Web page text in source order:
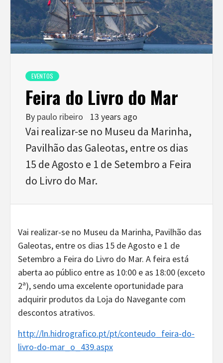
EVENTOS
Feira do Livro do Mar
By paulo ribeiro 13 years ago
Vai realizar-se no Museu da Marinha,
Pavilhão das Galeotas, entre os dias
15 de Agosto e 1 de Setembro a Feira
do Livro do Mar.
Vai realizar-se no Museu da Marinha, Pavilhão das
Galeotas, entre os dias 15 de Agosto e 1 de
Setembro a Feira do Livro do Mar. A feira está
aberta ao público entre as 10:00 e as 18:00 (exceto
2ª), sendo uma excelente oportunidade para
adquirir produtos da Loja do Navegante com
descontos atrativos.
http://ln.hidrografico.pt/pt/conteudo_feira-do-
livro-do-mar_o_439.aspx